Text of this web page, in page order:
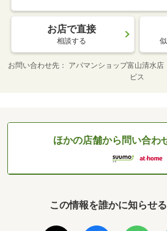
お店で直接
相談する
お問い合わせ先
アパマンショップ富山清水
ビス
ほかの店舗から問い合わ
この情報を誰かに知らせ